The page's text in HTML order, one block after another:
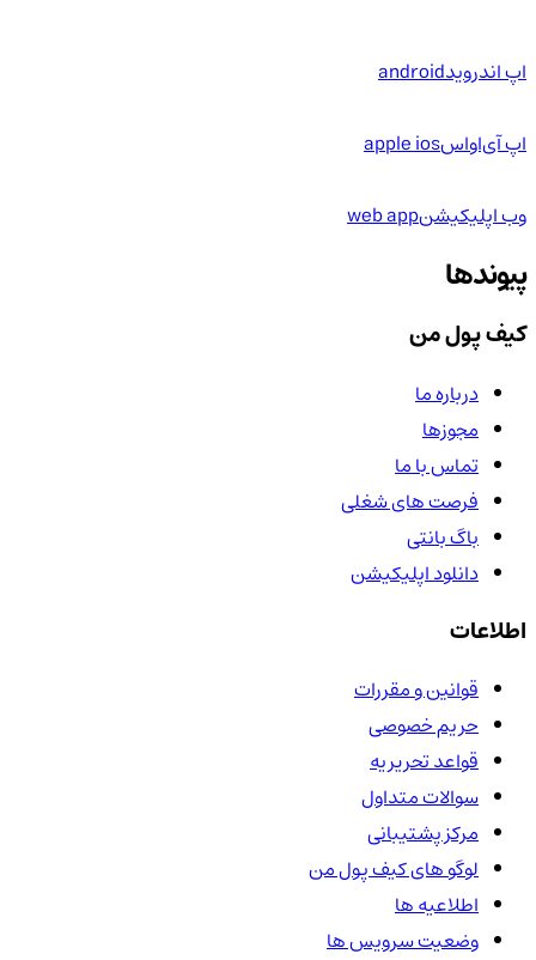
اپ اندرویدandroid
اپ آی‌او‌اسapple ios
وب اپلیکیشنweb app
پیوندها
کیف پول من
درباره ما
مجوزها
تماس با ما
فرصت های شغلی
باگ بانتی
دانلود اپلیکیشن
اطلاعات
قوانین و مقررات
حریم خصوصی
قواعد تحریریه
سوالات متداول
مرکز پشتیبانی
لوگو های کیف پول من
اطلاعیه ها
وضعیت سرویس ها